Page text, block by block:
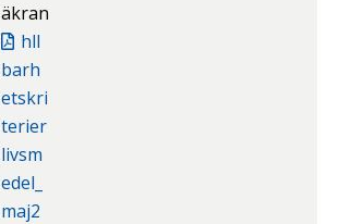
äkran
hll
barh
etskri
terier
livsm
edel_
maj2